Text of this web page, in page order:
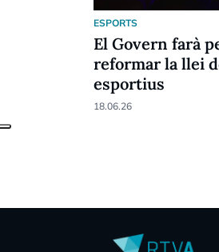
ESPORTS
El Govern farà
reformar la llei
esportius
18.06.26